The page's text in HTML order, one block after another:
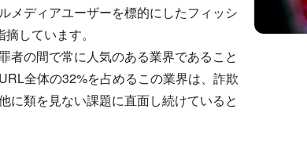
メディアユーザーを標的にしたフィッシ
しています。
者の間で常に人気のある業界であること
全体の32%を占めるこの業界は、詐欺
に類を見ない課題に直面し続けていると